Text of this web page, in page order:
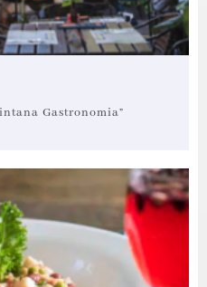
Gastronomia”